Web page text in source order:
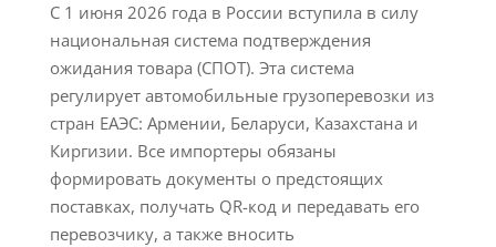
С 1 июня 2026 года в России вступила в силу
национальная система подтверждения
ожидания товара (СПОТ). Эта система
регулирует автомобильные грузоперевозки из
стран ЕАЭС: Армении, Беларуси, Казахстана и
Киргизии. Все импортеры обязаны
формировать документы о предстоящих
поставках, получать QR-код и передавать его
перевозчику, а также вносить